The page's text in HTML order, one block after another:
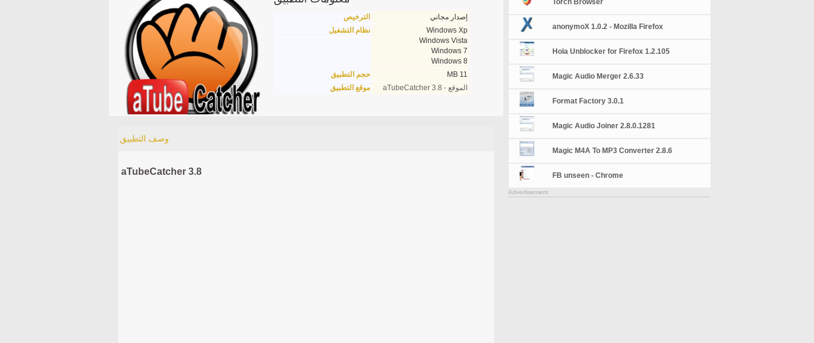
الترخيص
إصدار مجاني
نظام التشغيل
Windows Xp
Windows Vista
Windows 7
Windows 8
حجم التطبيق
11 MB
موقع التطبيق
الموقع - aTubeCatcher 3.8
وصف التطبيق
aTubeCatcher 3.8
Torch Browser
anonymoX 1.0.2 - Mozilla Firefox
Hola Unblocker for Firefox 1.2.105
Magic Audio Merger 2.6.33
Format Factory 3.0.1
Magic Audio Joiner 2.8.0.1281
Magic M4A To MP3 Converter 2.8.6
FB unseen - Chrome
Advertisement